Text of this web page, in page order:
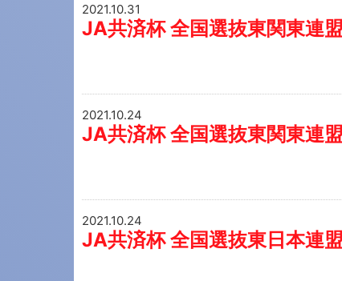
2021.10.31
JA共済杯 全国選抜東関東連
2021.10.24
JA共済杯 全国選抜東関東連
2021.10.24
JA共済杯 全国選抜東日本連